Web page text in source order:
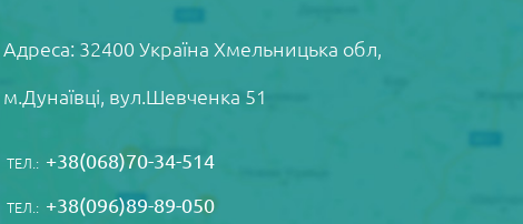
Адреса: 32400 Україна Xмельницька обл,
м.Дунаївці, вул.Шевченка 51
ТЕЛ.: +38(068)70-34-514
ТЕЛ.: +38(096)89-89-050